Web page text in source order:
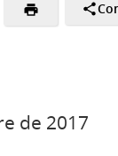
de 2017